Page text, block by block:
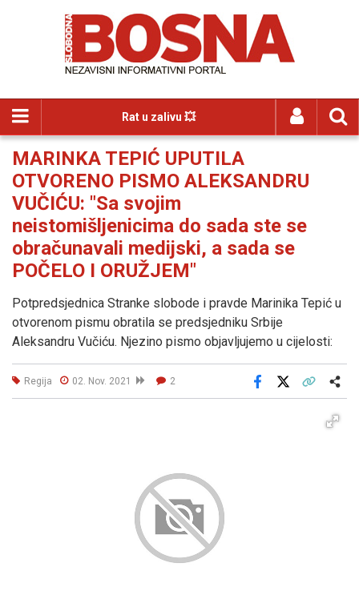
Rat u zalivu 💥
MARINKA TEPIĆ UPUTILA
OTVORENO PISMO ALEKSANDRU
VUČIĆU: "Sa svojim
neistomišljenicima do sada ste se
obračunavali medijski, a sada se
POČELO I ORUŽJEM"
Potpredsjednica Stranke slobode i pravde Marinika Tepić u
otvorenom pismu obratila se predsjedniku Srbije
Aleksandru Vučiću. Njezino pismo objavljujemo u cijelosti:
Regija 02. Nov. 2021 2
Facebook